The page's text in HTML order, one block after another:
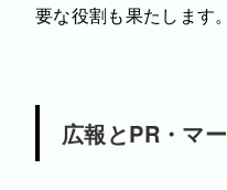
要な役割も果たします。
広報とPR・マ